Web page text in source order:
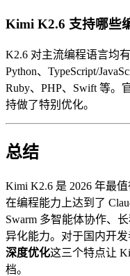
Kimi K2.6 支持哪些
K2.6 对主流编程语言均
Python、TypeScript/
Ruby、PHP、Swift 等。
持做了特别优化。
总结
Kimi K2.6 是 2026 年最
在编程能力上达到了
Swarm 多智能体协作、
异化能力。对于国内开发
深度优化这三个特点让
档。